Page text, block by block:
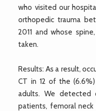
who visited our
orthopedic trauma
2011 and whose
taken.
Results: As a result,
CT in 12 of the
adults. We detected
patients, femoral